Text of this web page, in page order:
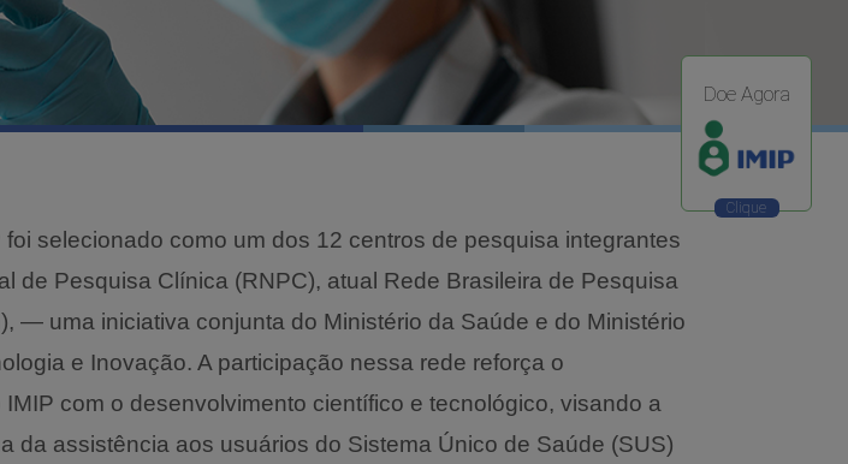
Doe Agora
foi selecionado como um dos 12 centros de pesquisa integrantes
de Pesquisa Clínica (RNPC), atual Rede Brasileira de Pesquisa
— uma iniciativa conjunta do Ministério da Saúde e do Ministério
e Inovação. A participação nessa rede reforça o
com o desenvolvimento científico e tecnológico, visando a
da assistência aos usuários do Sistema Único de Saúde (SUS)